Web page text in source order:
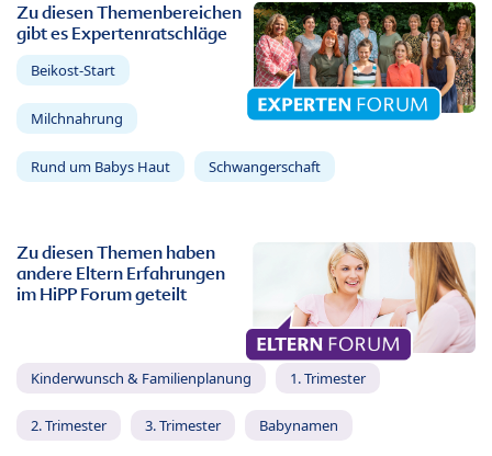
Zu diesen Themenbereichen
gibt es Expertenratschläge
Beikost-Start
Milchnahrung
Rund um Babys Haut Schwangerschaft
Zu diesen Themen haben
andere Eltern Erfahrungen
im HiPP Forum geteilt
Kinderwunsch & Familienplanung 1. Trimester
2. Trimester 3. Trimester Babynamen